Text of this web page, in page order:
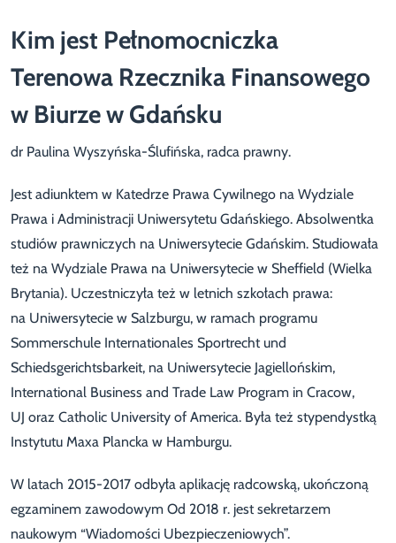
Kim jest Pełnomocniczka
Terenowa Rzecznika Finansowego
w Biurze w Gdańsku
dr Paulina Wyszyńska-Ślufińska, radca prawny.
Jest adiunktem w Katedrze Prawa Cywilnego na Wydziale
Prawa i Administracji Uniwersytetu Gdańskiego. Absolwentka
studiów prawniczych na Uniwersytecie Gdańskim. Studiowała
też na Wydziale Prawa na Uniwersytecie w Sheffield (Wielka
Brytania). Uczestniczyła też w letnich szkołach prawa:
na Uniwersytecie w Salzburgu, w ramach programu
Sommerschule Internationales Sportrecht und
Schiedsgerichtsbarkeit, na Uniwersytecie Jagiellońskim,
International Business and Trade Law Program in Cracow,
UJ oraz Catholic University of America. Była też stypendystką
Instytutu Maxa Plancka w Hamburgu.
W latach 2015-2017 odbyła aplikację radcowską, ukończoną
egzaminem zawodowym Od 2018 r. jest sekretarzem
naukowym “Wiadomości Ubezpieczeniowych”.